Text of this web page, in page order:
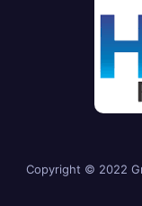
Copyright © 2022